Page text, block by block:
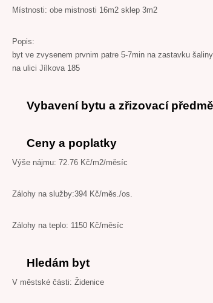
Místnosti: obe mistnosti 16m2 sklep 3m2
Popis:
byt ve zvysenem prvnim patre 5-7min na zastavku
na ulici Jílkova 185
Vybavení bytu a zřizovací
Ceny a poplatky
Výše nájmu: 72.76 Kč/m2/měsíc
Zálohy na služby:394 Kč/měs./os.
Zálohy na teplo: 1150 Kč/měsíc
Hledám byt
V městské části: Židenice